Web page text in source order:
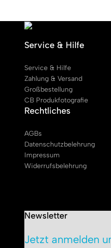
Service & Hilfe
Service & Hilfe
Zahlung & Versand
Großbestellung
CB Produkfotografie
Rechtliches
AGBs
Datenschutzbelehrung
Impressum
Widerrufsbelehrung
Newsletter
Jetzt anmelden